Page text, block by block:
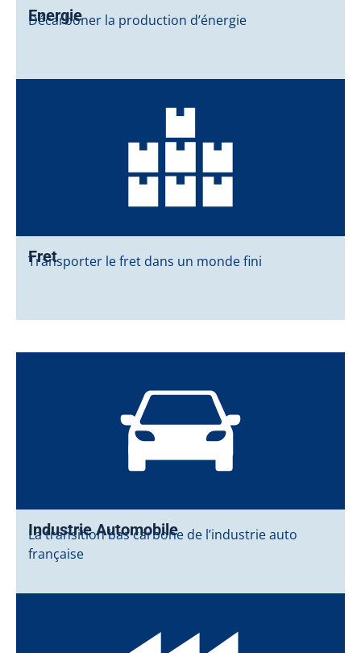
Energie
Décarboner la production d’énergie
Fret
Transporter le fret dans un monde fini
Industrie Automobile
La transition bas carbone de l’industrie auto
française